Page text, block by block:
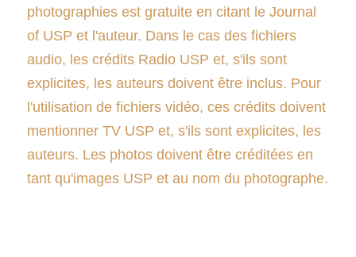
photographies est gratuite en citant le Journal
of USP et l'auteur. Dans le cas des fichiers
audio, les crédits Radio USP et, s'ils sont
explicites, les auteurs doivent être inclus. Pour
l'utilisation de fichiers vidéo, ces crédits doivent
mentionner TV USP et, s'ils sont explicites, les
auteurs. Les photos doivent être créditées en
tant qu'images USP et au nom du photographe.